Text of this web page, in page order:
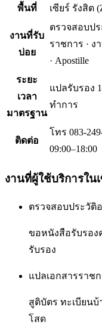
พื้นที่
เซียร์ รังสิต (
งานที่รับ
บ่อย
ตรวจสอบป
ราชการ · ง
· Apostille
ระยะ
เวลา
มาตรฐาน
แปลรับรอง
ทำการ
ติดต่อ
โทร 083-
09:00–18:00
งานที่ผู้ใช้บริการใน
ตรวจสอบประวัติ
ขอหนังสือรับรอง
รับรอง
แปลเอกสารราช
สูติบัตร ทะเบียน
โสด